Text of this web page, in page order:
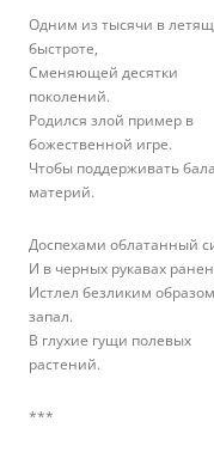
Одним из тысячи в
быстроте,
Сменяющей десятки
поколений.
Родился злой пример в
божественной игре.
Чтобы поддерживать
материй.
Доспехами облатанный
И в черных рукавах
Истлел безликим образом
запал.
В глухие гущи полевых
растений.
***